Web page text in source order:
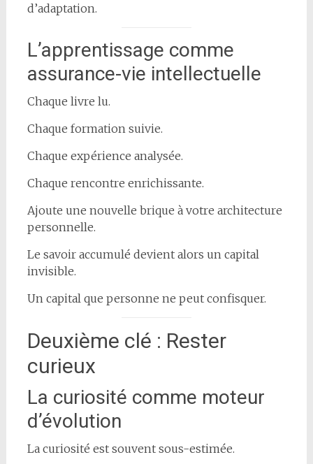
d’adaptation.
L’apprentissage comme
assurance-vie intellectuelle
Chaque livre lu.
Chaque formation suivie.
Chaque expérience analysée.
Chaque rencontre enrichissante.
Ajoute une nouvelle brique à votre architecture
personnelle.
Le savoir accumulé devient alors un capital
invisible.
Un capital que personne ne peut confisquer.
Deuxième clé : Rester
curieux
La curiosité comme moteur
d’évolution
La curiosité est souvent sous-estimée.